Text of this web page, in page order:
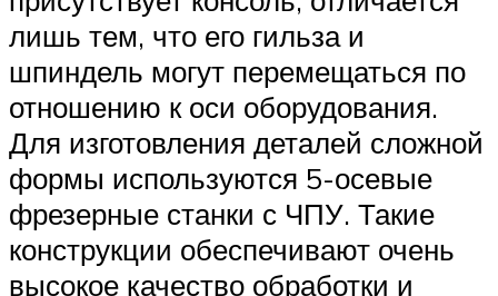
лишь тем, что его гильза и
шпиндель могут перемещаться по
отношению к оси оборудования.
Для изготовления деталей сложной
формы используются 5-осевые
фрезерные станки с ЧПУ. Такие
конструкции обеспечивают очень
высокое качество обработки и